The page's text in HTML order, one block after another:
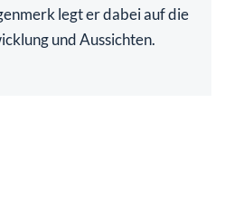
legt er dabei auf die
und Aussichten.